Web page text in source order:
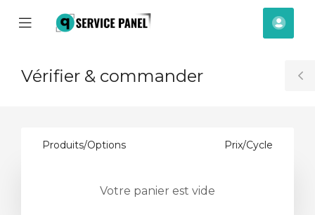
Mobile
Vérifier & commander
Produits/Options Prix/Cycle
Votre panier est vide